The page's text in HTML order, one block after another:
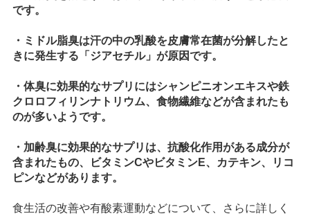
です。
・ミドル脂臭は汗の中の乳酸を皮膚常在菌が分解したと
きに発生する「ジアセチル」が原因です。
・体臭に効果的なサプリにはシャンピニオンエキスや鉄
クロロフィリンナトリウム、食物繊維などが含まれたも
のが多いようです。
・加齢臭に効果的なサプリは、抗酸化作用がある成分が
含まれたもの、ビタミンCやビタミンE、カテキン、リコ
ピンなどがあります。
食生活の改善や有酸素運動などについて、さらに詳しく